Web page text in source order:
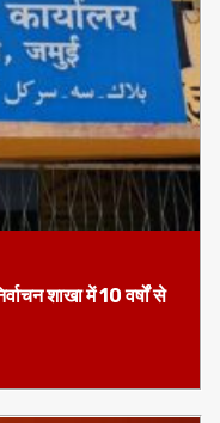
शाखा में 10 वर्षों से